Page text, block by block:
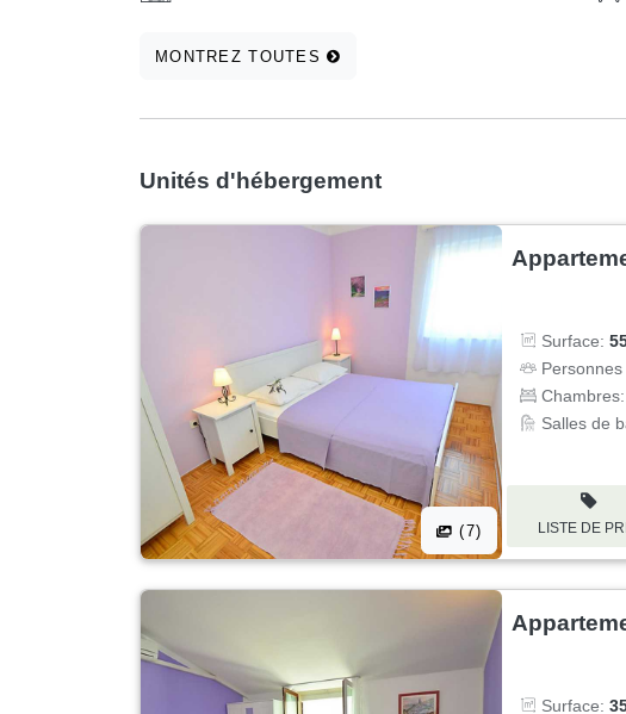
MONTREZ TOUTES
Unités d'hébergement
(7)
Surface:
Salles de
LISTE DE
Surface: